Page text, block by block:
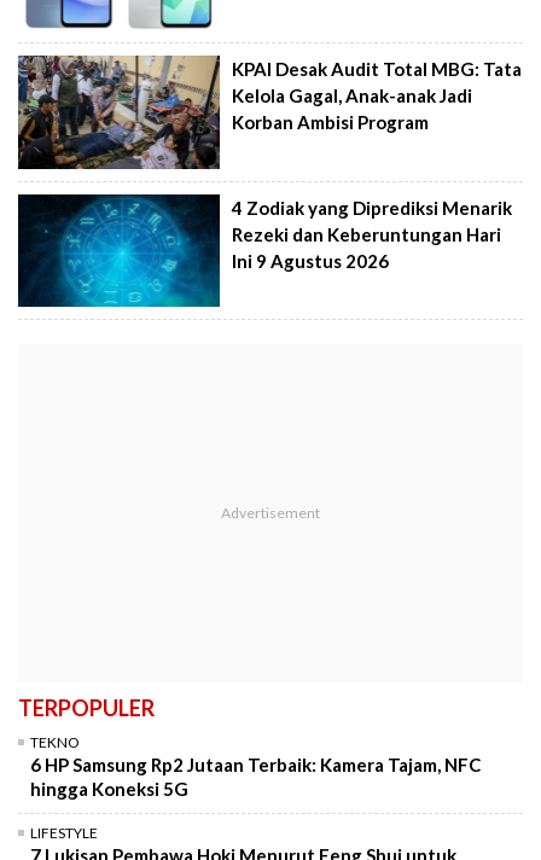
KPAI Desak Audit Total MBG: Tata
Kelola Gagal, Anak-anak Jadi
Korban Ambisi Program
4 Zodiak yang Diprediksi Menarik
Rezeki dan Keberuntungan Hari
Ini 9 Agustus 2026
TERPOPULER
TEKNO
6 HP Samsung Rp2 Jutaan Terbaik: Kamera Tajam, NFC
hingga Koneksi 5G
LIFESTYLE